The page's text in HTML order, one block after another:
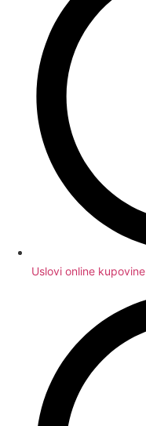
Uslovi online kupovine